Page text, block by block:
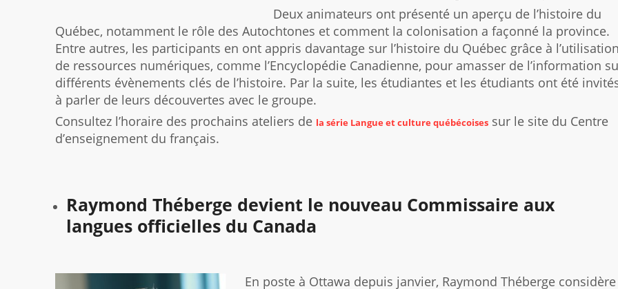
Deux animateurs ont présenté un aperçu de l’histoire du
Québec, notamment le rôle des Autochtones et comment la colonisation a façonné la province.
Entre autres, les participants en ont appris davantage sur l’histoire du Québec grâce à
de ressources numériques, comme l’Encyclopédie Canadienne, pour amasser de l’information
différents évènements clés de l’histoire. Par la suite, les étudiantes et les étudiants ont été
à parler de leurs découvertes avec le groupe.
Consultez l’horaire des prochains ateliers de la série Langue et culture québécoises sur le site du Centre
d’enseignement du français.
Raymond Théberge devient le nouveau Commissaire aux
langues officielles du Canada
En poste à Ottawa depuis janvier, Raymond Théberge considère